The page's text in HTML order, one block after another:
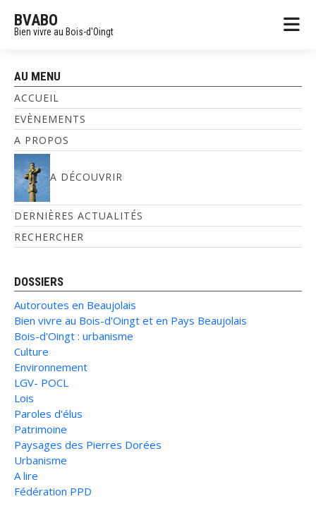
BVABO
Bien vivre au Bois-d'Oingt
AU MENU
ACCUEIL
EVÈNEMENTS
A PROPOS
A DÉCOUVRIR
DERNIÈRES ACTUALITÉS
RECHERCHER
DOSSIERS
Autoroutes en Beaujolais
Bien vivre au Bois-d'Oingt et en Pays Beaujolais
Bois-d'Oingt : urbanisme
Culture
Environnement
LGV- POCL
Lois
Paroles d'élus
Patrimoine
Paysages des Pierres Dorées
Urbanisme
A lire
Fédération PPD